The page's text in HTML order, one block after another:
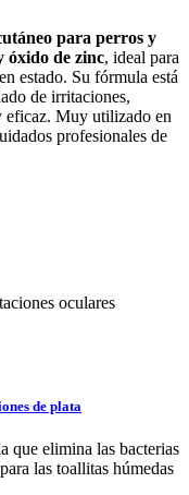
para perros y
óxido de zinc, ideal para
estado. Su fórmula está
de irritaciones,
eficaz. Muy utilizado en
profesionales de
oculares
de plata
que elimina las bacterias
las toallitas húmedas